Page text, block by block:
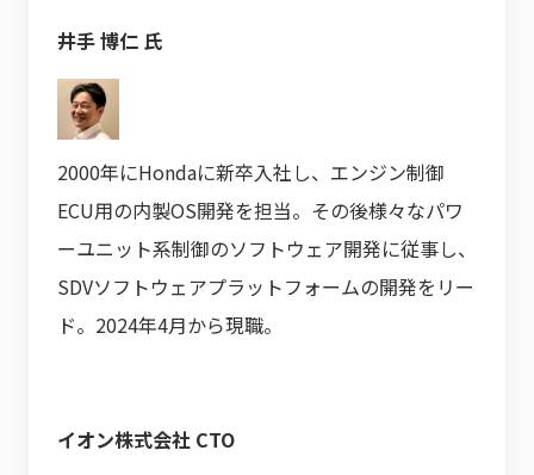
井手 博仁 氏
2000年にHondaに新卒入社し、エンジン制御
ECU用の内製OS開発を担当。その後様々なパワ
ーユニット系制御のソフトウェア開発に従事し、
SDVソフトウェアプラットフォームの開発をリー
ド。2024年4月から現職。
イオン株式会社 CTO